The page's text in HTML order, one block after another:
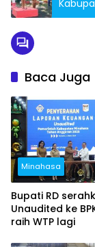
Baca Juga
Minahasa
Bupati RD
Unaudited ke
raih WTP lagi